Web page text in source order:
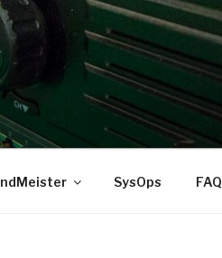
SysOps FAQ